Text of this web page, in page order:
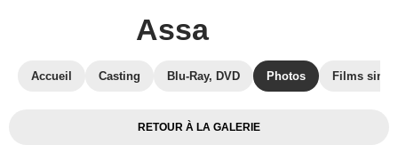
Assa
Accueil Casting Blu-Ray, DVD Photos Films
RETOUR À LA GALERIE